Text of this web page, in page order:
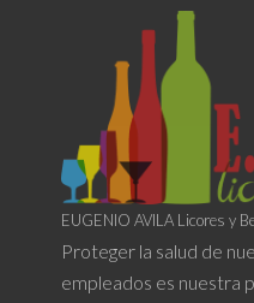
EUGENIO AVILA Licores y
Proteger la salud de
empleados es nuestra